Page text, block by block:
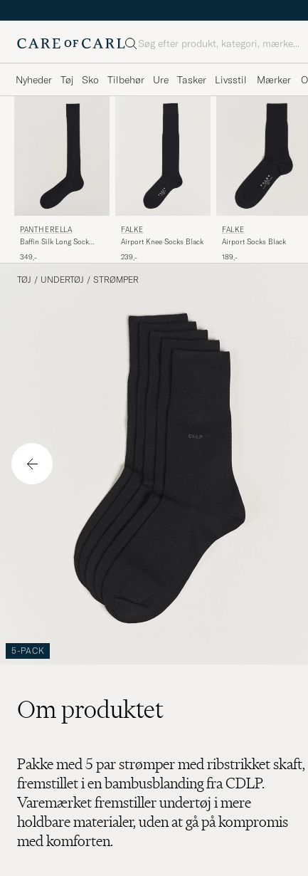
Søg
Nyheder Tøj Sko Tilbehør Ure Tasker Livsstil Mærker
PANTHERELLA
Baffin Silk Long Sock
349,-
FALKE
Airport Knee Socks Black
239,-
FALKE
Airport Socks Black
189,-
TØJ / UNDERTØJ / STRØMPER
5-PACK
Om produktet
Pakke med 5 par strømper med ribstrikket skaft,
fremstillet i en bambusblanding fra CDLP.
Varemærket fremstiller undertøj i mere
holdbare materialer, uden at gå på kompromis
med komforten.